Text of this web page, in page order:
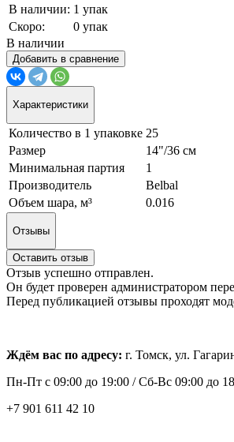
В наличии: 1 упак
Скоро:
0 упак
В наличии
Добавить в сравнение
Характеристики
Количество в 1 упаковке 25
Размер
14"/36 см
Минимальная партия
1
Производитель
Belbal
Объем шара, м³
0.016
Отзывы
Оставить отзыв
Отзыв успешно отправлен.
Он будет проверен администратором
Перед публикацией отзывы проходят
Ждём вас по адресу: г. Томск, ул.
Пн-Пт с 09:00 до 19:00 /Сб-Вс 09:00 до
+7 901 611 42 10